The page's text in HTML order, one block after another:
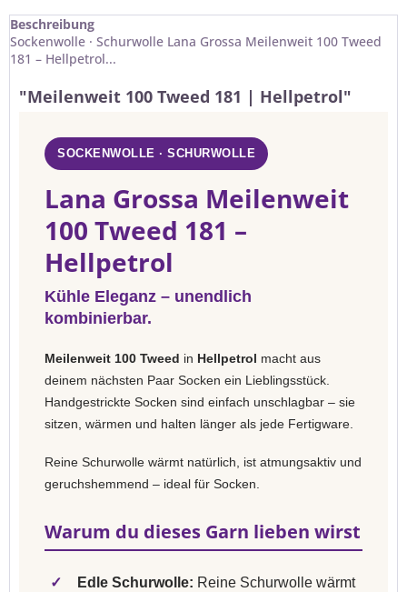
Beschreibung
Sockenwolle · Schurwolle Lana Grossa Meilenweit 100 Tweed
181 – Hellpetrol...
"Meilenweit 100 Tweed 181 | Hellpetrol"
SOCKENWOLLE · SCHURWOLLE
Lana Grossa Meilenweit
100 Tweed 181 –
Hellpetrol
Kühle Eleganz – unendlich
kombinierbar.
Meilenweit 100 Tweed in Hellpetrol macht aus
deinem nächsten Paar Socken ein Lieblingsstück.
Handgestrickte Socken sind einfach unschlagbar – sie
sitzen, wärmen und halten länger als jede Fertigware.
Reine Schurwolle wärmt natürlich, ist atmungsaktiv und
geruchshemmend – ideal für Socken.
Warum du dieses Garn lieben wirst
✓ Edle Schurwolle: Reine Schurwolle wärmt